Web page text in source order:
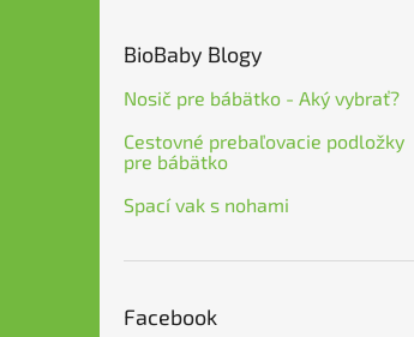
BioBaby Blogy
Nosič pre bábätko - Aký vybrať?
Cestovné prebaľovacie podložky
pre bábätko
Spací vak s nohami
Facebook